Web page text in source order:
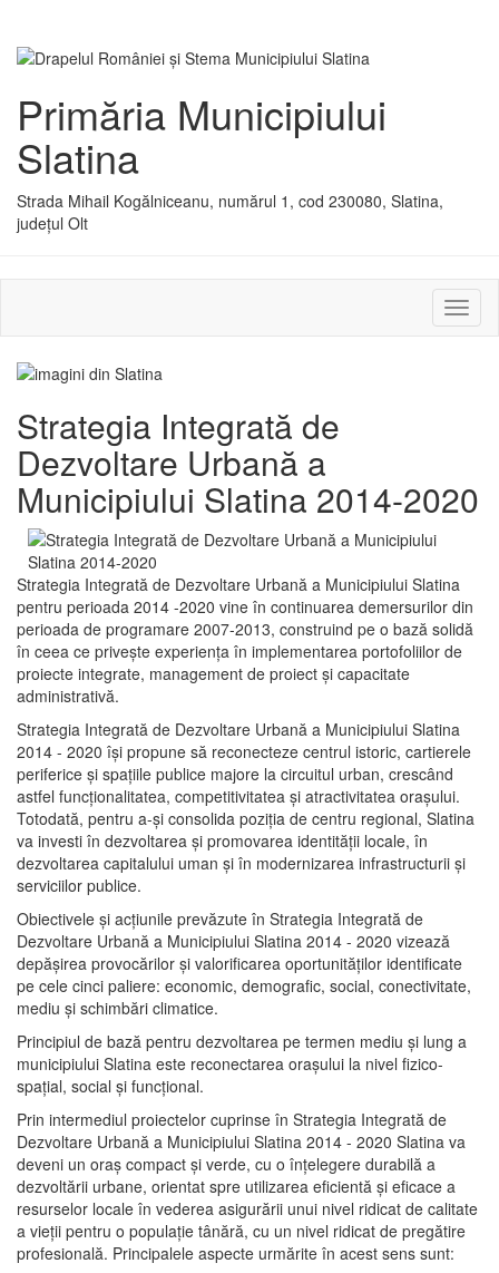
Primăria Municipiului
Slatina
Strada Mihail Kogălniceanu, numărul 1, cod 230080, Slatina,
județul Olt
sau
Strategia Integrată de
Dezvoltare Urbană a
Municipiului Slatina 2014-2020
Strategia Integrată de Dezvoltare Urbană a Municipiului Slatina
pentru perioada 2014 -2020 vine în continuarea demersurilor din
perioada de programare 2007-2013, construind pe o bază solidă
în ceea ce priveşte experienţa în implementarea portofoliilor de
proiecte integrate, management de proiect și capacitate
administrativă.
Strategia Integrată de Dezvoltare Urbană a Municipiului Slatina
2014 - 2020 își propune să reconecteze centrul istoric, cartierele
periferice şi spaţiile publice majore la circuitul urban, crescând
astfel funcţionalitatea, competitivitatea şi atractivitatea oraşului.
Totodată, pentru a-şi consolida poziţia de centru regional, Slatina
va investi în dezvoltarea şi promovarea identităţii locale, în
dezvoltarea capitalului uman şi în modernizarea infrastructurii şi
serviciilor publice.
Obiectivele şi acţiunile prevăzute în Strategia Integrată de
Dezvoltare Urbană a Municipiului Slatina 2014 - 2020 vizează
depășirea provocărilor şi valorificarea oportunităţilor identificate
pe cele cinci paliere: economic, demografic, social, conectivitate,
mediu şi schimbări climatice.
Principiul de bază pentru dezvoltarea pe termen mediu şi lung a
municipiului Slatina este reconectarea oraşului la nivel fizico-
spaţial, social şi funcţional.
Prin intermediul proiectelor cuprinse în Strategia Integrată de
Dezvoltare Urbană a Municipiului Slatina 2014 - 2020 Slatina va
deveni un oraş compact şi verde, cu o înţelegere durabilă a
dezvoltării urbane, orientat spre utilizarea eficientă şi eficace a
resurselor locale în vederea asigurării unui nivel ridicat de calitate
a vieţii pentru o populaţie tânără, cu un nivel ridicat de pregătire
profesională. Principalele aspecte urmărite în acest sens sunt: